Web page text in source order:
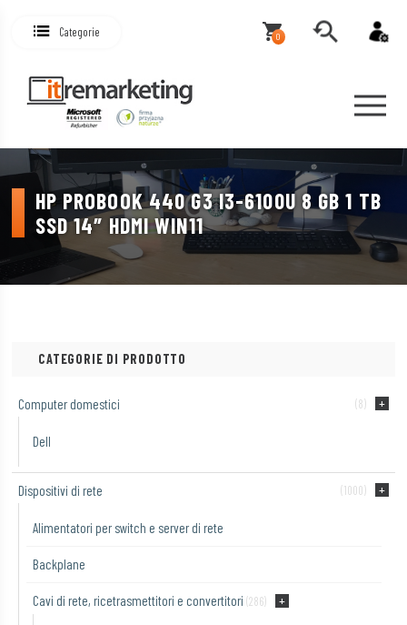
Categorie 0
HP PROBOOK 440 G3 I3-6100U 8 GB 1 TB
SSD 14″ HDMI WIN11
CATEGORIE DI PRODOTTO
Computer domestici (8)
Dell
Dispositivi di rete (1000)
Alimentatori per switch e server di rete
Backplane
Cavi di rete, ricetrasmettitori e convertitori (286)